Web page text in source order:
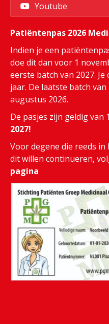
Youtube
Patiëntenpas 2026
Indien je een
doe dit dan voor 1
eerste batch van 2027.
jaar. De laatste batch
augustus 2026.
De pasjes zijn geldig van
2027!
Voor degene die reeds
dit willen continueren,
pagina